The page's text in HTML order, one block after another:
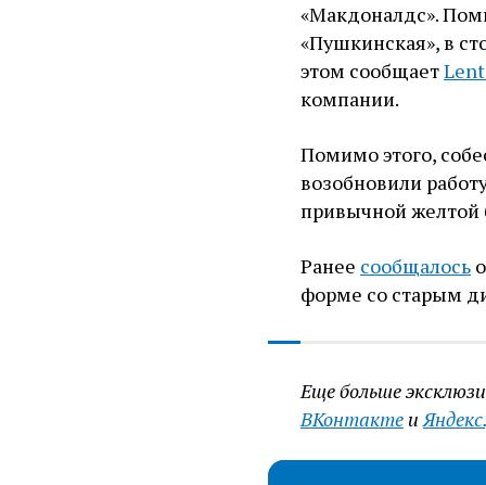
«Макдоналдс».
«Пушкинская», в
этом сообщает
компании.
Помимо этого,
возобновили
привычной желтой
Ранее сообщалось
форме со старым
Еще больше
ВКонтакте и